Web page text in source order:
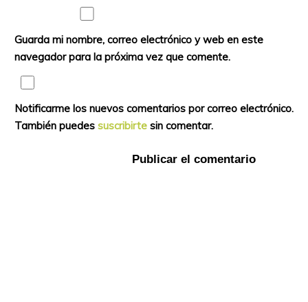
Guarda mi nombre, correo electrónico y web en este
navegador para la próxima vez que comente.
Notificarme los nuevos comentarios por correo electrónico.
También puedes suscribirtesin comentar.